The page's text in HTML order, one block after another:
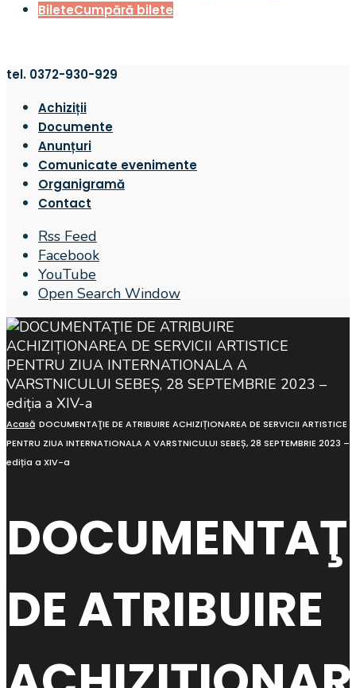
BileteCumpără bilete
tel. 0372-930-929
Achiziții
Documente
Anunțuri
Comunicate evenimente
Organigramă
Contact
Rss Feed
Facebook
YouTube
Open Search Window
Acasă DOCUMENTAŢIE DE ATRIBUIRE ACHIZIȚIONAREA DE SERVICII ARTISTICE
PENTRU ZIUA INTERNATIONALA A VARSTNICULUI SEBEȘ, 28 SEPTEMBRIE 2023 –
ediția a XIV-a
DE ATRIBUIRE